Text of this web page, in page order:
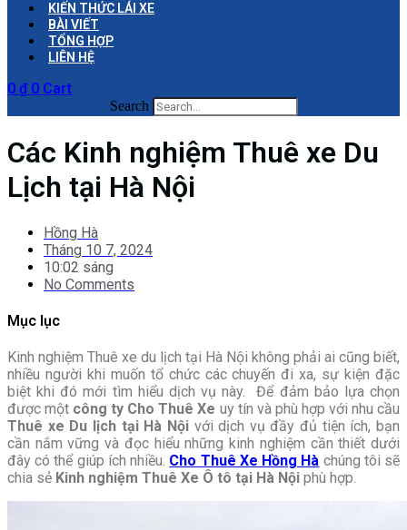
KIẾN THỨC LÁI XE
BÀI VIẾT
TỔNG HỢP
LIÊN HỆ
0 ₫ 0 Cart
Search
Các Kinh nghiệm Thuê xe Du
Lịch tại Hà Nội
Hồng Hà
Tháng 10 7, 2024
10:02 sáng
No Comments
Mục lục
Kinh nghiệm Thuê xe du lịch tại Hà Nội không phải ai cũng biết,
nhiều người khi muốn tổ chức các chuyến đi xa, sự kiện đặc
biệt khi đó mới tìm hiểu dịch vụ này. Để đảm bảo lựa chọn
được một công ty Cho Thuê Xe uy tín và phù hợp với nhu cầu
Thuê xe Du lịch tại Hà Nộivới dịch vụ đầy đủ tiện ích, bạn
cần nắm vững và đọc hiểu những kinh nghiệm cần thiết dưới
đây có thể giúp ích nhiều. Cho Thuê Xe Hồng Hà chúng tôi sẽ
chia sẻ Kinh nghiệm Thuê Xe Ô tô tại Hà Nội phù hợp.